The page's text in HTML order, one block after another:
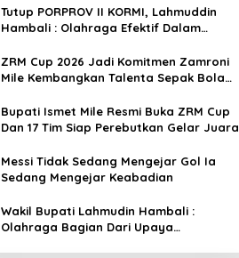
Tutup PORPROV II KORMI, Lahmuddin
Hambali : Olahraga Efektif Dalam
ZRM Cup 2026 Jadi Komitmen Zamroni
Mile Kembangkan Talenta Sepak Bola
Bupati Ismet Mile Resmi Buka ZRM Cup
Dan 17 Tim Siap Perebutkan Gelar Juara
Messi Tidak Sedang Mengejar Gol Ia
Sedang Mengejar Keabadian
Wakil Bupati Lahmudin Hambali :
Olahraga Bagian Dari Upaya